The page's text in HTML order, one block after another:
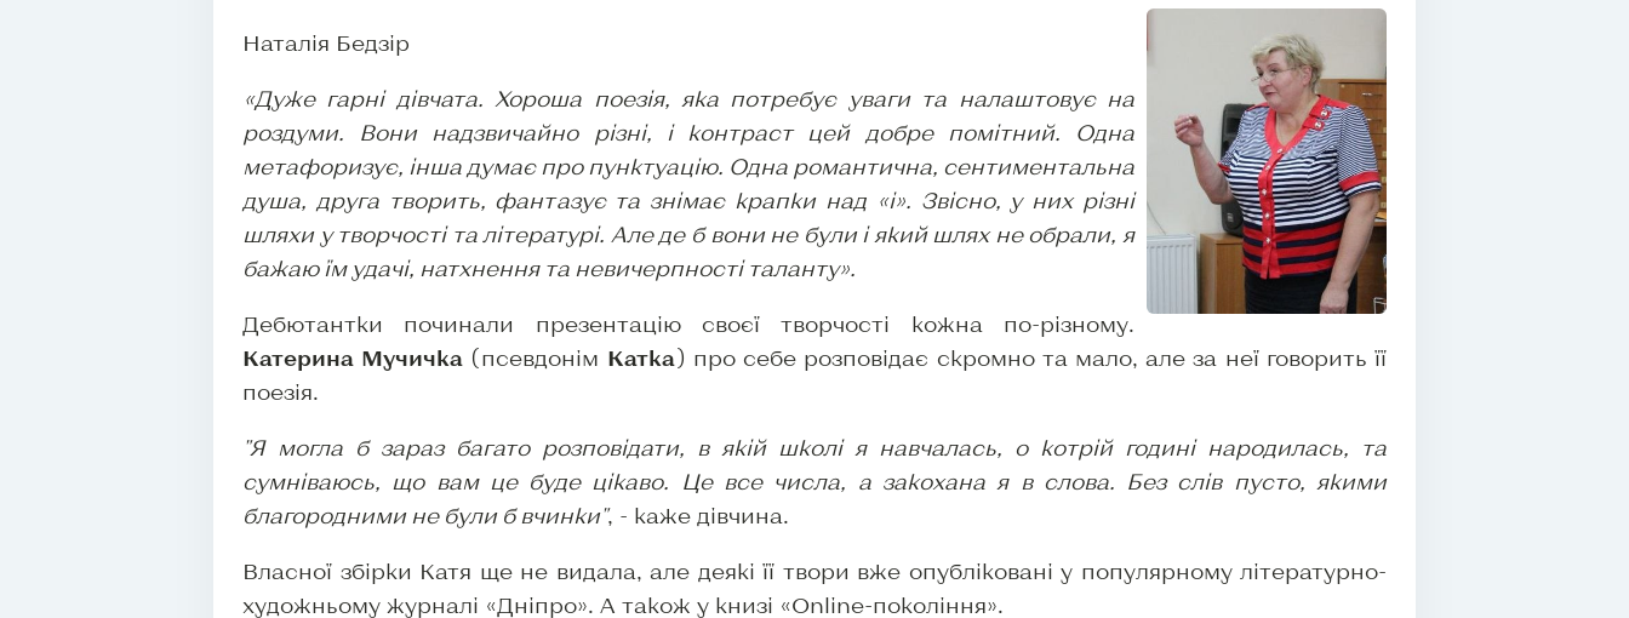
Наталія Бедзір
«Дуже гарні дівчата. Хороша поезія, яка потребує уваги та налаштовує на
роздуми. Вони надзвичайно різні, і контраст цей добре помітний. Одна
метафоризує, інша думає про пунктуацію. Одна романтична, сентиментальна
душа, друга творить, фантазує та знімає крапки над «і». Звісно, у них різні
шляхи у творчості та літературі. Але де б вони не були і який шлях не обрали, я
бажаю їм удачі, натхнення та невичерпності таланту».
Дебютантки починали презентацію своєї творчості кожна по-різному.
Катерина Мучичка (псевдонім Катка) про себе розповідає скромно та мало, але за неї говорить її
поезія.
"Я могла б зараз багато розповідати, в якій школі я навчалась, о котрій годині народилась, та
сумніваюсь, що вам це буде цікаво. Це все числа, а закохана я в слова. Без слів пусто, якими
благородними не були б вчинки", - каже дівчина.
Власної збірки Катя ще не видала, але деякі її твори вже опубліковані у популярному літературно-
художньому журналі «Дніпро». А також у книзі «Online-покоління».